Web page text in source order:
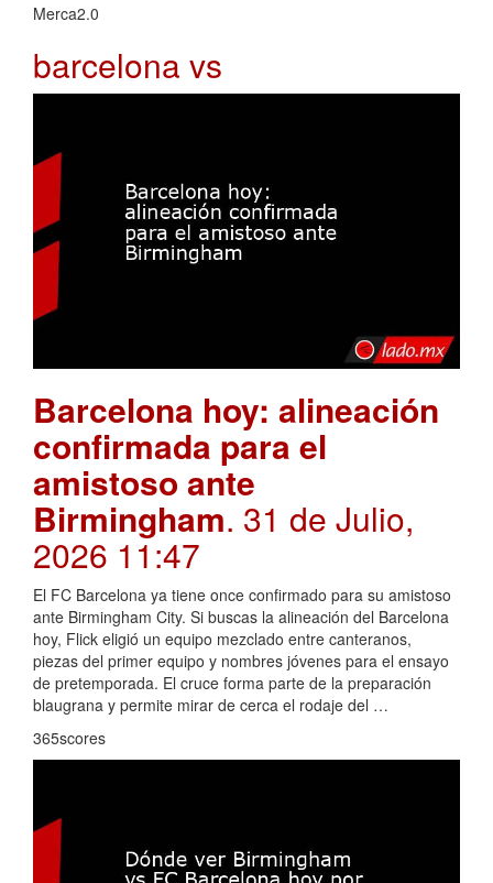
Merca2.0
barcelona vs
Barcelona hoy: alineación
confirmada para el
amistoso ante
Birmingham. 31 de Julio,
2026 11:47
El FC Barcelona ya tiene once confirmado para su amistoso
ante Birmingham City. Si buscas la alineación del Barcelona
hoy, Flick eligió un equipo mezclado entre canteranos,
piezas del primer equipo y nombres jóvenes para el ensayo
de pretemporada. El cruce forma parte de la preparación
blaugrana y permite mirar de cerca el rodaje del …
365scores